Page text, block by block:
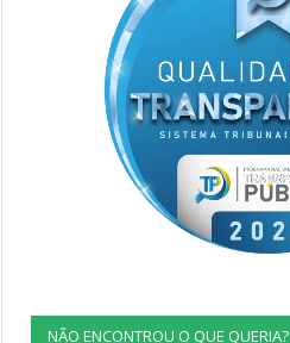
NÃO ENCONTROU O QUE QUERIA?